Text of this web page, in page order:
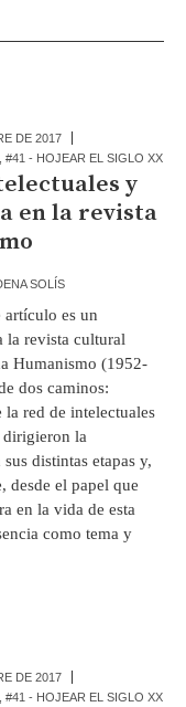
DE 2017
,#41 - HOJEAR EL SIGLO XX
y
en la revista
SOLÍS
artículo es un
la revista cultural
Humanismo (1952-
dos caminos:
la red de intelectuales
la
distintas etapas y,
desde el papel que
en la vida de esta
como tema y
DE 2017
,#41 - HOJEAR EL SIGLO XX